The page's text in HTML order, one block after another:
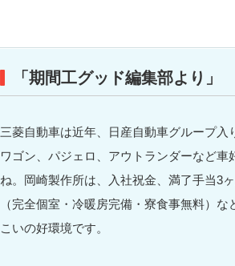
「期間工グッド編集部より」
三菱自動車は近年、日産自動車グループ入
ワゴン、パジェロ、アウトランダーなど車
ね。岡崎製作所は、入社祝金、満了手当3
（完全個室・冷暖房完備・寮食事無料）
こいの好環境です。